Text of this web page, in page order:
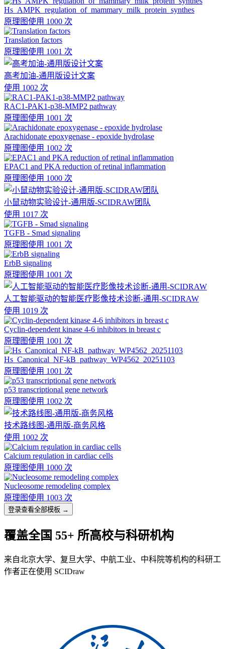
Hs_AMPK_regulation_of_mammary_milk_protein_synthes
原理图使用 1000 次
Translation factors
原理图使用 1001 次
高考加油-通用版设计文案
使用 1002 次
RAC1-PAK1-p38-MMP2 pathway
原理图使用 1001 次
Arachidonate epoxygenase - epoxide hydrolase
原理图使用 1002 次
EPAC1 and PKA reduction of retinal inflammation
原理图使用 1000 次
小鼠动物实验设计-通用版-SCIDRAW团队
使用 1017 次
TGFB - Smad signaling
原理图使用 1001 次
ErbB signaling
原理图使用 1001 次
人工智能驱动的智能医疗影像技术诊断-通用-SCIDRAW
使用 1019 次
Cyclin-dependent kinase 4-6 inhibitors in breast c
原理图使用 1001 次
Hs_Canonical_NF-kB_pathway_WP4562_20251103
原理图使用 1001 次
p53 transcriptional gene network
原理图使用 1002 次
技术路线图-通用版-商务风格
使用 1002 次
Calcium regulation in cardiac cells
原理图使用 1000 次
Nucleosome remodeling complex
原理图使用 1003 次
登录查看全部模板 →
覆盖全国 55+ 所高校与科研机构
来自北京大学、复旦大学、中航工业、中科院等机构的科研工
作者正在使用 SCIDraw